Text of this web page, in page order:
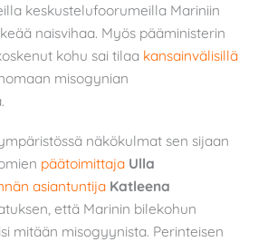
keskustelufoorumeilla Mariniin
naisvihaa. Myös pääministerin
kohu sai tilaa kansainvälisillä
misogynian
näkökulmat sen sijaan
päätoimittaja Ulla
asiantuntija Katleena
että Marinin bilekohun
mitään misogyynista. Perinteisen